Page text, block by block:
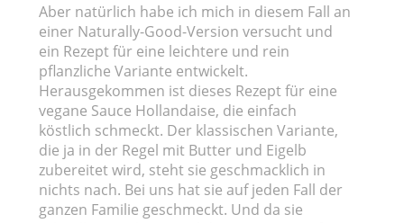
Aber natürlich habe ich mich in diesem Fall an
einer Naturally-Good-Version versucht und
ein Rezept für eine leichtere und rein
pflanzliche Variante entwickelt.
Herausgekommen ist dieses Rezept für eine
vegane Sauce Hollandaise, die einfach
köstlich schmeckt. Der klassischen Variante,
die ja in der Regel mit Butter und Eigelb
zubereitet wird, steht sie geschmacklich in
nichts nach. Bei uns hat sie auf jeden Fall der
ganzen Familie geschmeckt. Und da sie